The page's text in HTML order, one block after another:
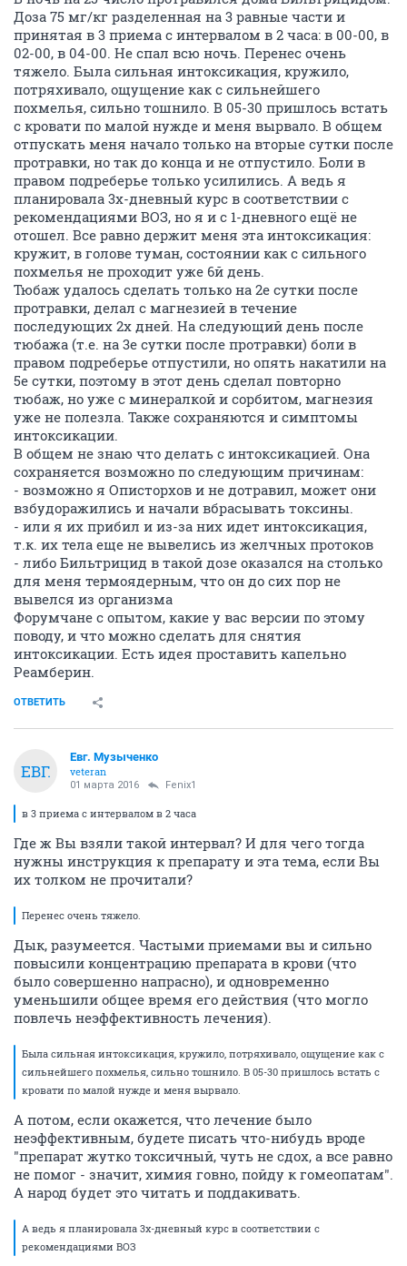
Доза 75 мг/кг разделенная на 3 равные части и
принятая в 3 приема с интервалом в 2 часа: в 00-00, в
02-00, в 04-00. Не спал всю ночь. Перенес очень
тяжело. Была сильная интоксикация, кружило,
потряхивало, ощущение как с сильнейшего
похмелья, сильно тошнило. В 05-30 пришлось встать
с кровати по малой нужде и меня вырвало. В общем
отпускать меня начало только на вторые сутки после
протравки, но так до конца и не отпустило. Боли в
правом подреберье только усилились. А ведь я
планировала 3х-дневный курс в соответствии с
рекомендациями ВОЗ, но я и с 1-дневного ещё не
отошел. Все равно держит меня эта интоксикация:
кружит, в голове туман, состоянии как с сильного
похмелья не проходит уже 6й день.
Тюбаж удалось сделать только на 2е сутки после
протравки, делал с магнезией в течение
последующих 2х дней. На следующий день после
тюбажа (т.е. на 3е сутки после протравки) боли в
правом подреберье отпустили, но опять накатили на
5е сутки, поэтому в этот день сделал повторно
тюбаж, но уже с минералкой и сорбитом, магнезия
уже не полезла. Также сохраняются и симптомы
интоксикации.
В общем не знаю что делать с интоксикацией. Она
сохраняется возможно по следующим причинам:
- возможно я Описторхов и не дотравил, может они
взбудоражились и начали вбрасывать токсины.
- или я их прибил и из-за них идет интоксикация,
т.к. их тела еще не вывелись из желчных протоков
- либо Бильтрицид в такой дозе оказался на столько
для меня термоядерным, что он до сих пор не
вывелся из организма
Форумчане с опытом, какие у вас версии по этому
поводу, и что можно сделать для снятия
интоксикации. Есть идея проставить капельно
Реамберин.
ОТВЕТИТЬ
ЕВГ.
Евг. Музыченко
veteran
01 марта 2016 Fenix1
в 3 приема с интервалом в 2 часа
Где ж Вы взяли такой интервал? И для чего тогда
нужны инструкция к препарату и эта тема, если Вы
их толком не прочитали?
Перенес очень тяжело.
Дык, разумеется. Частыми приемами вы и сильно
повысили концентрацию препарата в крови (что
было совершенно напрасно), и одновременно
уменьшили общее время его действия (что могло
повлечь неэффективность лечения).
Была сильная интоксикация, кружило, потряхивало, ощущение как с
сильнейшего похмелья, сильно тошнило. В 05-30 пришлось встать с
кровати по малой нужде и меня вырвало.
А потом, если окажется, что лечение было
неэффективным, будете писать что-нибудь вроде
"препарат жутко токсичный, чуть не сдох, а все равно
не помог - значит, химия говно, пойду к гомеопатам".
А народ будет это читать и поддакивать.
А ведь я планировала 3х-дневный курс в соответствии с
рекомендациями ВОЗ